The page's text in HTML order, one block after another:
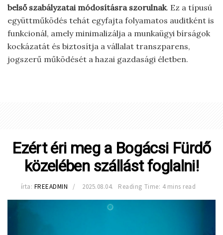
belső szabályzatai módosításra szorulnak. Ez a típusú
együttműködés tehát egyfajta folyamatos auditként is
funkcionál, amely minimalizálja a munkaügyi bírságok
kockázatát és biztosítja a vállalat transzparens,
jogszerű működését a hazai gazdasági életben.
Ezért éri meg a Bogácsi Fürdő
közelében szállást foglalni!
írta: FREEADMIN 2025.08.04. Reading Time: 4 mins read